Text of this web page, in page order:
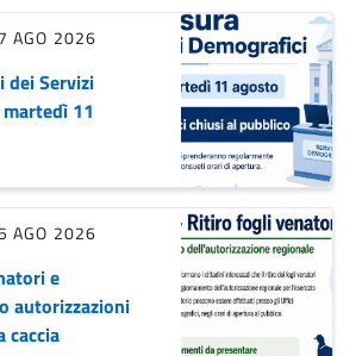
AGO 2026
dei Servizi
11
AGO 2026
e
autorizzazioni
caccia